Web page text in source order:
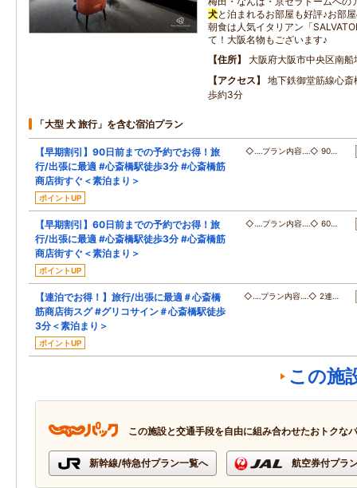
犬と泊まれるお部屋も好評♪お部
朝食は人気イタリアン「
て！大阪名物もございます♪
住所
大阪府大阪市中央区南
アクセス
地下鉄御堂筋線心
歩約3分
「大型 犬 旅行」を含む宿泊プラン
【早期割引】90日前までの予約でお得！旅
行/出張に最適 #心斎橋駅徒歩3分 #心斎橋筋
商店街すぐ＜素泊まり＞
ポイントUP
◇‥‥プラン内容‥‥◇ 90…
【早期割引】60日前までの予約でお得！旅
行/出張に最適 #心斎橋駅徒歩3分 #心斎橋筋
商店街すぐ＜素泊まり＞
ポイントUP
◇‥‥プラン内容‥‥◇ 60…
【連泊でお得！】旅行/出張に最適＃心斎橋
筋商店街スグ #グリコサイン＃心斎橋駅徒歩
3分＜素泊まり＞
ポイントUP
◇‥‥プラン内容‥‥◇ 2連…
この施
この施設と交通手段を自由に組み合わせたおトクな
新幹線/特急付プラン一覧へ 航空券付プラ